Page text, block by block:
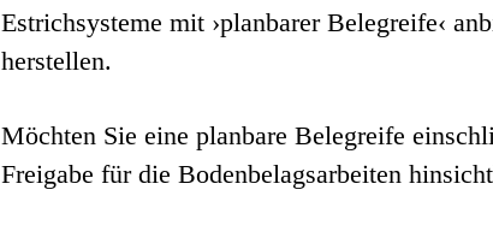
Estrichsysteme mit ›planbarer Belegreife‹
herstellen.
Möchten Sie eine planbare Belegreife
Freigabe für die Bodenbelagsarbeiten